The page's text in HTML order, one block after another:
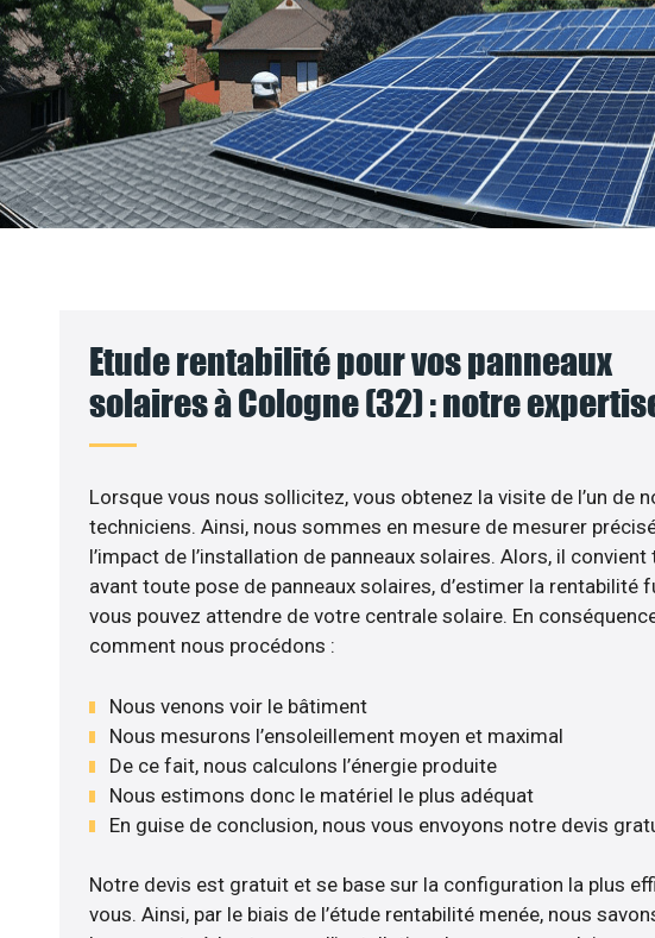
Etude rentabilité pour vos panneaux
solaires à Cologne (32) : notre
Lorsque vous nous sollicitez, vous obtenez la visite de l’un de
techniciens. Ainsi, nous sommes en mesure de mesurer
l’impact de l’installation de panneaux solaires. Alors, il
avant toute pose de panneaux solaires, d’estimer la rentabilité
vous pouvez attendre de votre centrale solaire. En
comment nous procédons :
Nous venons voir le bâtiment
Nous mesurons l’ensoleillement moyen et maximal
De ce fait, nous calculons l’énergie produite
Nous estimons donc le matériel le plus adéquat
En guise de conclusion, nous vous envoyons notre devis
Notre devis est gratuit et se base sur la configuration la plus
vous. Ainsi, par le biais de l’étude rentabilité menée, nous